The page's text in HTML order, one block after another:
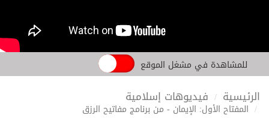
للمشاهدة في مشغل الموقع
الرئيسية فيديوهات إسلامية
المفتاح الأول: الإيمان - من برنامج مفاتيح الرزق